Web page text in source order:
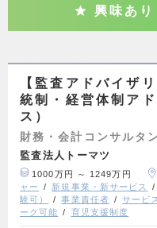
興味あり
【監査アドバイザ
統制・経営体制ア
ス）
財務・会計コンサルタ
監査法人トーマツ
1000万円 ～ 1249万円
ャー
新規事業・新サービス
験可）
事業責任者 サービ
ーク可能
育児支援制度